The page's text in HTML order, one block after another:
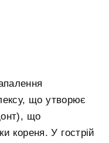
що утворює
що
кореня. У гострій